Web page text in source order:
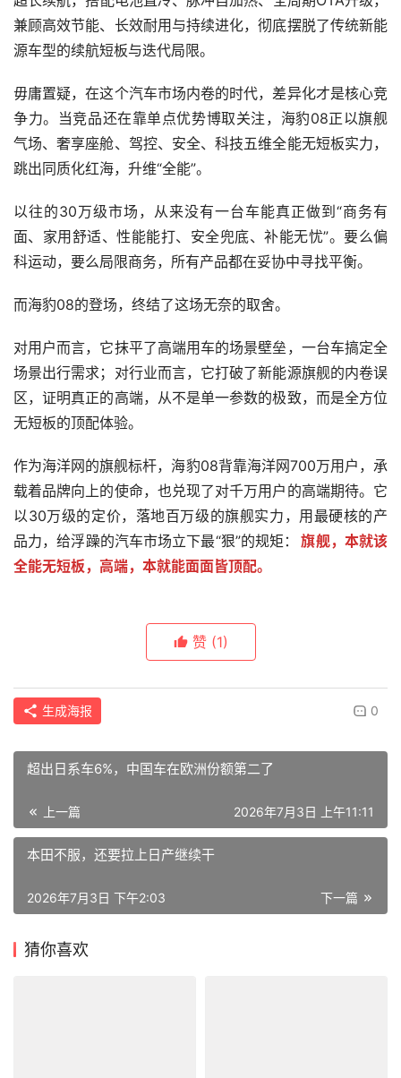
兼顾高效节能、长效耐用与持续进化，彻底摆脱了传统新能
源车型的续航短板与迭代局限。
毋庸置疑，在这个汽车市场内卷的时代，差异化才是核心竞
争力。当竞品还在靠单点优势博取关注，海豹08正以旗舰
气场、奢享座舱、驾控、安全、科技五维全能无短板实力，
跳出同质化红海，升维“全能”。
以往的30万级市场，从来没有一台车能真正做到“商务有
面、家用舒适、性能能打、安全兜底、补能无忧”。要么偏
科运动，要么局限商务，所有产品都在妥协中寻找平衡。
而海豹08的登场，终结了这场无奈的取舍。
对用户而言，它抹平了高端用车的场景壁垒，一台车搞定全
场景出行需求；对行业而言，它打破了新能源旗舰的内卷误
区，证明真正的高端，从不是单一参数的极致，而是全方位
无短板的顶配体验。
作为海洋网的旗舰标杆，海豹08背靠海洋网700万用户，承
载着品牌向上的使命，也兑现了对千万用户的高端期待。它
以30万级的定价，落地百万级的旗舰实力，用最硬核的产
品力，给浮躁的汽车市场立下最“狠”的规矩：
旗舰，本就该
全能无短板，高端，本就能面面皆顶配。
赞 (1)
生成海报 0
超出日系车6%，中国车在欧洲份额第二了
上一篇 2026年7月3日 上午11:11
本田不服，还要拉上日产继续干
下一篇
2026年7月3日 下午2:03
猜你喜欢